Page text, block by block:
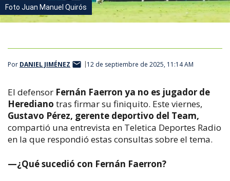
Foto Juan Manuel Quirós
Por DANIEL JIMÉNEZ 12 de septiembre de 2025, 11:14 AM
El defensor Fernán Faerron ya no es jugador de
Herediano tras firmar su finiquito. Este viernes,
Gustavo Pérez, gerente deportivo del Team,
compartió una entrevista en Teletica Deportes Radio
en la que respondió estas consultas sobre el tema.
—¿Qué sucedió con Fernán Faerron?